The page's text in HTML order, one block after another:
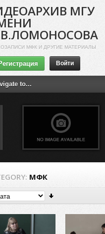
МГУ
МФК И ДРУГИЕ МАТЕРИАЛЫ
Войти
МФК